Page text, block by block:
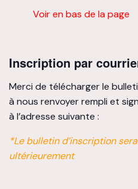
Voir en bas de la page
Inscription par
Merci de télécharger le
à nous renvoyer rempli et
à l’adresse suivante :
*Le bulletin d’inscription
ultérieurement